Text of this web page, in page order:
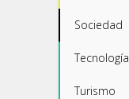
Sociedad
Tecnología
Turismo